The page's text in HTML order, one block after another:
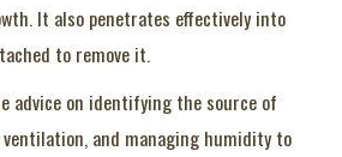
It also penetrates effectively into
to remove it.
advice on identifying the source of
and managing humidity to